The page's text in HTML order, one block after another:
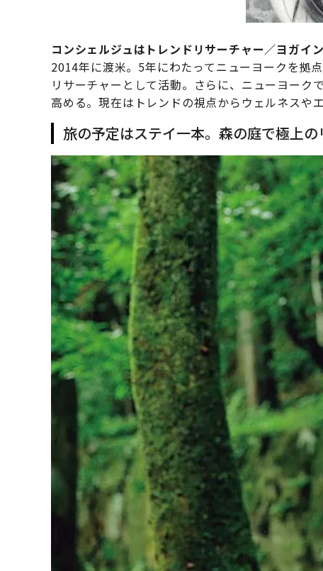
コンシェルジュはトレンドリサーチャー／ヨガイ
2014年に渡米。5年にわたってニューヨークを拠
リサーチャーとして活動。さらに、ニューヨーク
高める。現在はトレンドの視点からウェルネスや
旅の予定はステイ一本。森の庭で極上の